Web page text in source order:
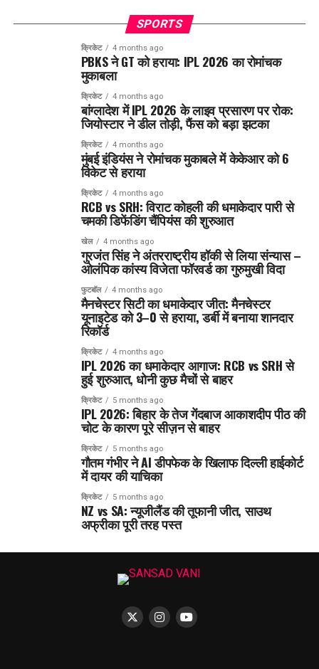
SPORTS
क्रिकेट 4 months ago
PBKS ने GT को हराया: IPL 2026 का रोमांचक
मुकाबला
क्रिकेट 4 months ago
बांग्लादेश में IPL 2026 के लाइव प्रसारण पर रोक:
जियोस्टार ने डील तोड़ी, फैंस को बड़ा झटका
क्रिकेट 4 months ago
मुंबई इंडियंस ने रोमांचक मुकाबले में केकेआर को 6
विकेट से हराया
क्रिकेट 4 months ago
RCB vs SRH: विराट कोहली की धमाकेदार पारी से
चमकी डिफेंडिंग चैंपियंस की शुरुआत
खेल 4 months ago
गुरजंत सिंह ने अंतरराष्ट्रीय हॉकी से लिया संन्यास –
ओलंपिक कांस्य विजेता फॉरवर्ड का गुरुमुखी विदा
फुटबॉल 4 months ago
मैनचेस्टर सिटी का धमाकेदार जीत: मैनचेस्टर
यूनाइटेड को 3–0 से हराया, डर्बी में बनाया शानदार
रिकॉर्ड
क्रिकेट 4 months ago
IPL 2026 का धमाकेदार आगाज: RCB vs SRH से
हुई शुरुआत, धोनी कुछ मैचों से बाहर
क्रिकेट 5 months ago
IPL 2026: बिहार के तेज गेंदबाज आकाशदीप पीठ की
चोट के कारण पूरे सीज़न से बाहर
क्रिकेट 5 months ago
गौतम गंभीर ने AI डीपफेक के खिलाफ दिल्ली हाईकोर्ट
में दायर की याचिका
क्रिकेट 5 months ago
NZ vs SA: न्यूजीलैंड की तूफानी जीत, साउथ
अफ्रीका पूरी तरह पस्त